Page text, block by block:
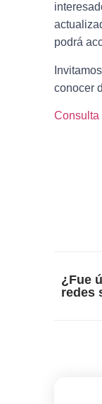
podrá
conocer
Consulta
¿Fue
redes